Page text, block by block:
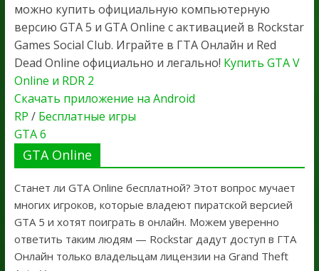
можно купить официальную компьютерную
версию GTA 5 и GTA Online с активацией в Rockstar
Games Social Club. Играйте в ГТА Онлайн и Red
Dead Online официально и легально! Купить GTA V
Online и RDR 2
Скачать приложение на Android
RP / Бесплатные игры
GTA 6
GTA Online
Станет ли GTA Online бесплатной? Этот вопрос мучает
многих игроков, которые владеют пиратской версией
GTA 5 и хотят поиграть в онлайн. Можем уверенно
ответить таким людям — Rockstar дадут доступ в ГТА
Онлайн только владельцам лицензии на Grand Theft